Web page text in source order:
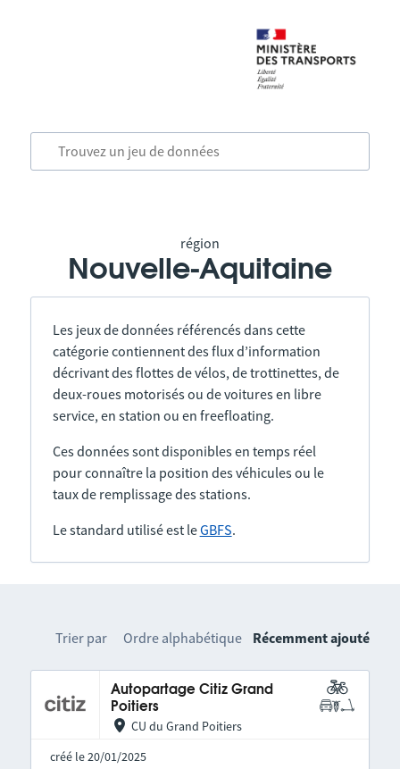
région
Nouvelle-Aquitaine
Les jeux de données référencés dans cette
catégorie contiennent des flux d’information
décrivant des flottes de vélos, de trottinettes, de
deux-roues motorisés ou de voitures en libre
service, en station ou en freefloating.
Ces données sont disponibles en temps réel
pour connaître la position des véhicules ou le
taux de remplissage des stations.
Le standard utilisé est leGBFS.
Trier par Ordre alphabétique Récemment ajouté
Autopartage Citiz Grand
Poitiers
CU du Grand Poitiers
créé le 20/01/2025